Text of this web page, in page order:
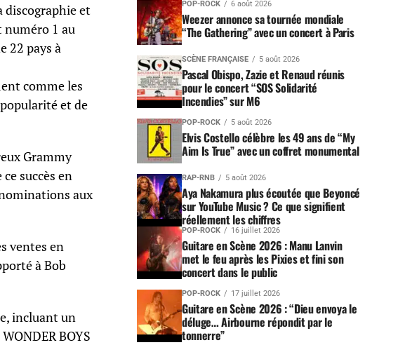
discographie et
numéro 1 au
22 pays à
comme les
et de
Grammy
succès en
aux
ventes en
à Bob
incluant un
BOYS
POP-ROCK 6 août 2026
Weezer annonce sa tournée mondiale
“The Gathering” avec un concert à Paris
SCÈNE FRANÇAISE 5 août 2026
Pascal Obispo, Zazie et Renaud réunis
pour le concert “SOS Solidarité
Incendies” sur M6
POP-ROCK 5 août 2026
Elvis Costello célèbre les 49 ans de “My
Aim Is True” avec un coffret monumental
RAP-RNB 5 août 2026
Aya Nakamura plus écoutée que Beyoncé
sur YouTube Music ? Ce que signifient
réellement les chiffres
POP-ROCK 16 juillet 2026
Guitare en Scène 2026 : Manu Lanvin
met le feu après les Pixies et fini son
concert dans le public
POP-ROCK 17 juillet 2026
Guitare en Scène 2026 : “Dieu envoya le
déluge… Airbourne répondit par le
tonnerre”